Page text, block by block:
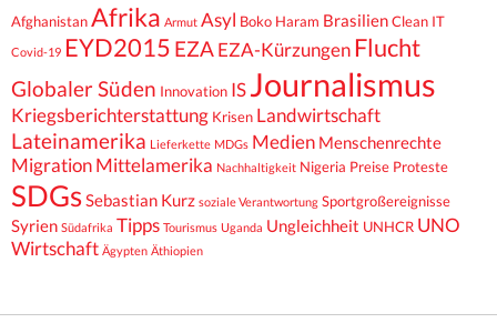
AfghanistanAfrika Armut Asyl Boko Haram BrasilienClean IT
Covid-19 EYD2015 EZA EZA-Kürzungen Flucht
Globaler Süden Innovation IS Journalismus
Kriegsberichterstattung Krisen Landwirtschaft
Lateinamerika Lieferkette MDGs Medien Menschenrechte
Migration Mittelamerika Nachhaltigkeit Nigeria Preise Proteste
SDGsSebastian Kurz soziale Verantwortung Sportgroßereignisse
Syrien Südafrika Tipps Tourismus Uganda Ungleichheit UNHCR UNO
Wirtschaft Ägypten Äthiopien